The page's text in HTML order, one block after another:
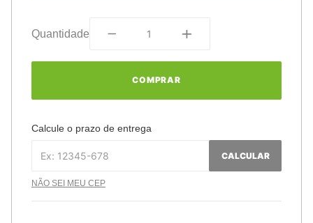
Quantidade
COMPRAR
Calcule o prazo de entrega
CALCULAR
NÃO SEI MEU CEP